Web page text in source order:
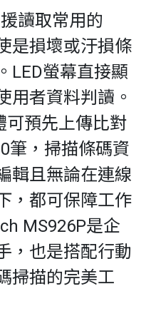
讀取常用的
是損壞或汙損條
LED螢幕直接顯
用者資料判讀。
可預先上傳比對
筆，掃描條碼資
輯且無論在連線
，都可保障工作
MS926P是企
，也是搭配行動
掃描的完美工